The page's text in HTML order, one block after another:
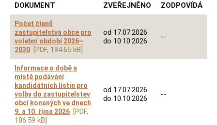
DOKUMENT ZVEŘEJNĚNO ZODPOVÍDÁ
Počet členů
zastupitelstva obce pro
volební období 2026–
2030 [PDF, 184.65 kB]
od 17.07.2026
do 10.10.2026
--
Informace o době a
místě podávání
kandidátních listin pro
volby do zastupitelstev
obcí konaných ve dnech
9. a 10. října 2026 [PDF,
186.59 kB]
od 17.07.2026
do 10.10.2026
--